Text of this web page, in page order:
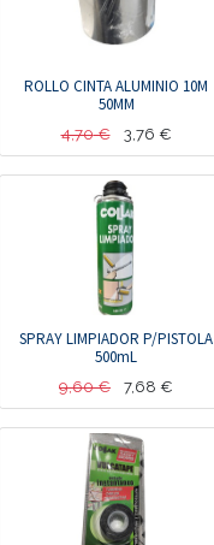
ROLLO CINTA ALUMINIO 10M
50MM
4,70€ 3,76 €
SPRAY LIMPIADOR P/PISTOLA
500mL
9,60€ 7,68 €